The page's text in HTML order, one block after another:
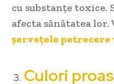
cu substanțe toxice.
afecta sănătatea
șervețele petrecere
Culori